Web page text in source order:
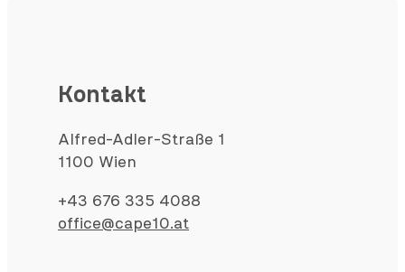
Kontakt
Alfred-Adler-Straße 1
1100 Wien
+43 676 335 4088
office@cape10.at